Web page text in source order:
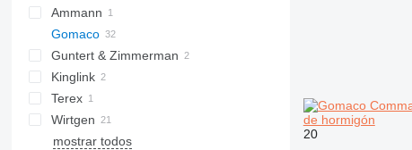
Ammann
AFW
Gomaco
GT
GT-3200
GT-3600
Guntert & Zimmerman
Kinglink
Terex
Wirtgen
SP
mostrar todos
de hormigón
20